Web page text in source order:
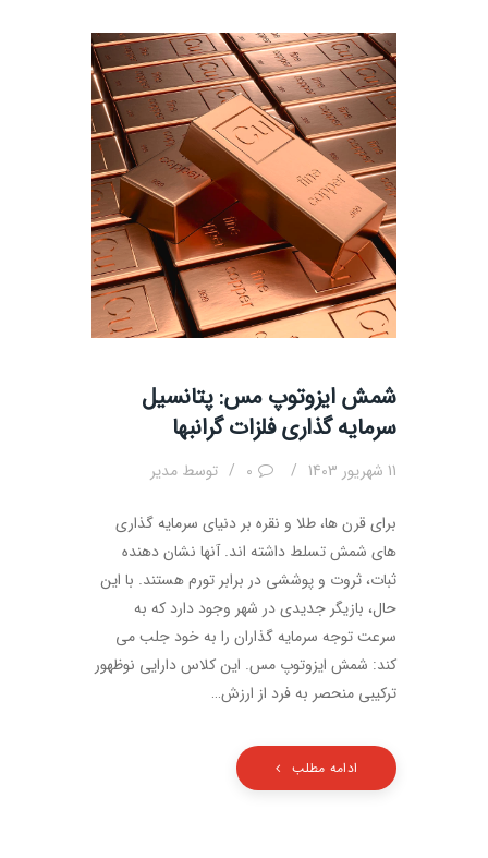
شمش ایزوتوپ مس: پتانسیل
سرمایه گذاری فلزات گرانبها
11 شهریور 1403 0 توسط مدیر
برای قرن ها، طلا و نقره بر دنیای سرمایه گذاری
های شمش تسلط داشته اند. آنها نشان دهنده
ثبات، ثروت و پوششی در برابر تورم هستند. با این
حال، بازیگر جدیدی در شهر وجود دارد که به
سرعت توجه سرمایه گذاران را به خود جلب می
کند: شمش ایزوتوپ مس. این کلاس دارایی نوظهور
ترکیبی منحصر به فرد از ارزش…
ادامه مطلب